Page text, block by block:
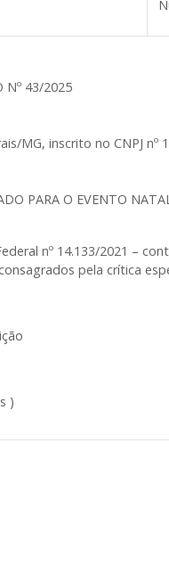
Nº 43/2025
MG, inscrito no CNPJ
PARA O EVENTO
nº 14.133/2021 –
pela crítica
)